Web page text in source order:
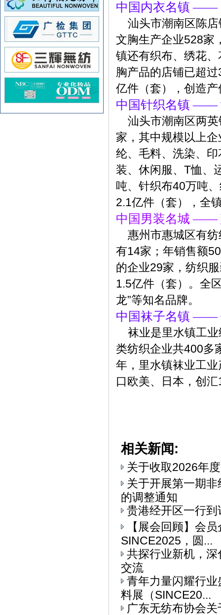
中国内衣名镇 ——
汕头市潮南区陈店
文胸生产企业528家
镇还有织布、绣花
胸产品的店铺已超
亿件（套），创造
中国针织名镇 ——
汕头市潮南区两英
家，其中规模以上
纶、毛料、洗染、
装、休闲服、T恤、
吨、针织布40万吨
2.1亿件（套），全
中国男装名城 ——
惠州市惠城区有纺
有14家；年销售额
的企业29家，纺织
1.5亿件（套）。全
龙”等知名品牌。
中国袜子名镇 ——
袜业是里水镇工业
类纺织企业共400多
年，里水镇袜业工
口欧美、日本，创
相关新闻:
关于收取2026年
关于开展第一期
的调整通知
贵港经开区一行
【展会回顾】会
SINCE2025，圆...
共探行业新机，
交流
青年力量闪耀行
料展（SINCE20...
广东无纺布协会